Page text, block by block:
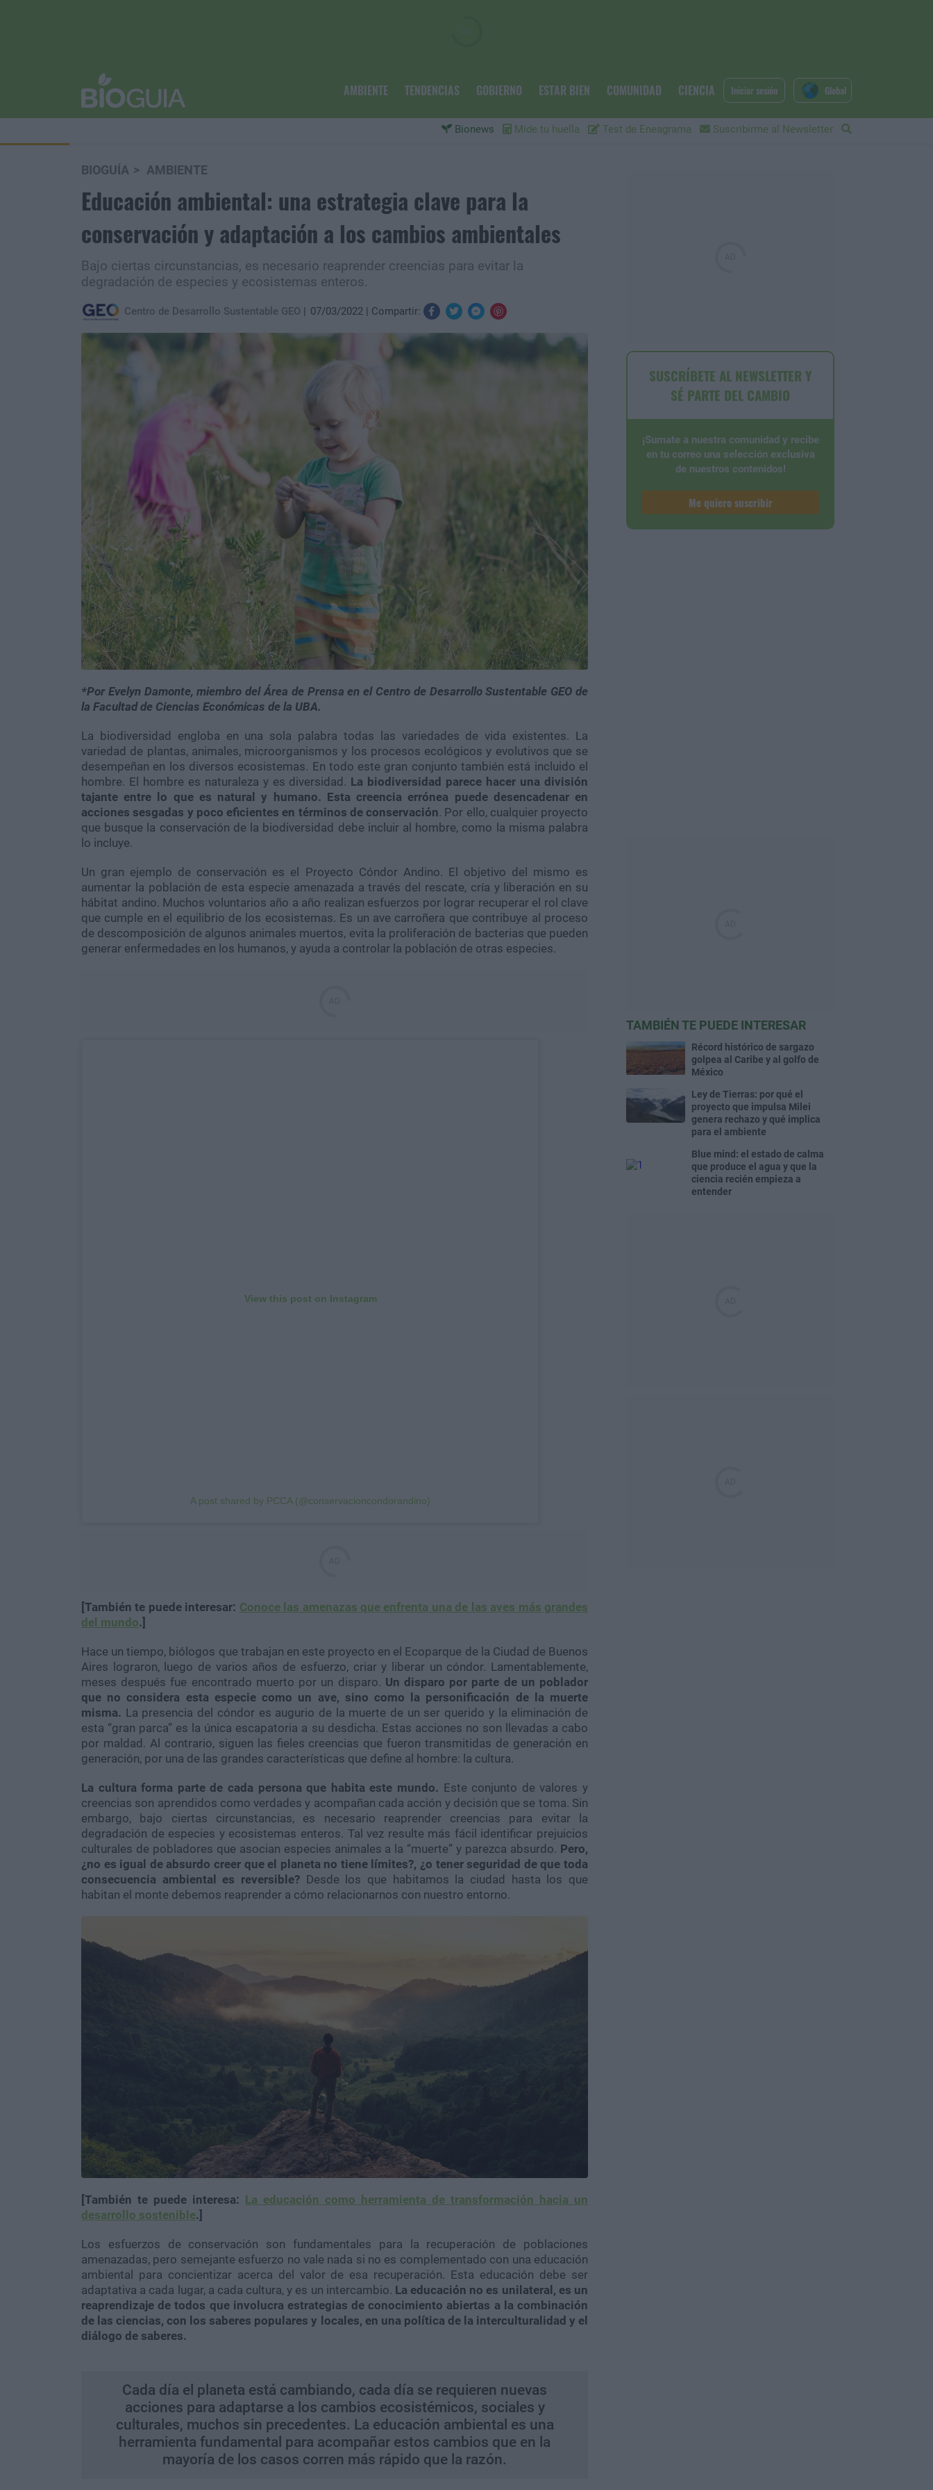
AMBIENTE TENDENCIAS GOBIERNO ESTAR BIEN COMUNIDAD CIENCIA
Bionews Mide tu huella Test de Eneagrama Suscribirme al Newsletter
Iniciar sesión Global
BIOGUÍA AMBIENTE
Educación ambiental: una estrategia clave para la
conservación y adaptación a los cambios ambientales
Bajo ciertas circunstancias, es necesario reaprender creencias para evitar la
degradación de especies y ecosistemas enteros.
Centro de Desarrollo Sustentable GEO 07/03/2022 Compartir:
*Por Evelyn Damonte, miembro del Área de Prensa en el Centro de Desarrollo Sustentable GEO de
la Facultad de Ciencias Económicas de la UBA.
La biodiversidad engloba en una sola palabra todas las variedades de vida existentes. La
variedad de plantas, animales, microorganismos y los procesos ecológicos y evolutivos que se
desempeñan en los diversos ecosistemas. En todo este gran conjunto también está incluido el
hombre. El hombre es naturaleza y es diversidad. La biodiversidad parece hacer una división
tajante entre lo que es natural y humano. Esta creencia errónea puede desencadenar en
acciones sesgadas y poco eficientes en términos de conservación. Por ello, cualquier proyecto
que busque la conservación de la biodiversidad debe incluir al hombre, como la misma palabra
lo incluye.
Un gran ejemplo de conservación es el Proyecto Cóndor Andino. El objetivo del mismo es
aumentar la población de esta especie amenazada a través del rescate, cría y liberación en su
hábitat andino. Muchos voluntarios año a año realizan esfuerzos por lograr recuperar el rol clave
que cumple en el equilibrio de los ecosistemas. Es un ave carroñera que contribuye al proceso
de descomposición de algunos animales muertos, evita la proliferación de bacterias que pueden
generar enfermedades en los humanos, y ayuda a controlar la población de otras especies.
View this post on Instagram
A post shared by PCCA (@conservacioncondorandino)
[También te puede interesar: Conoce las amenazas que enfrenta una de las aves más grandes
del mundo.]
Hace un tiempo, biólogos que trabajan en este proyecto en el Ecoparque de la Ciudad de Buenos
Aires lograron, luego de varios años de esfuerzo, criar y liberar un cóndor. Lamentablemente,
meses después fue encontrado muerto por un disparo. Un disparo por parte de un poblador
que no considera esta especie como un ave, sino como la personificación de la muerte
misma. La presencia del cóndor es augurio de la muerte de un ser querido y la eliminación de
esta “gran parca” es la única escapatoria a su desdicha. Estas acciones no son llevadas a cabo
por maldad. Al contrario, siguen las fieles creencias que fueron transmitidas de generación en
generación, por una de las grandes características que define al hombre: la cultura.
La cultura forma parte de cada persona que habita este mundo. Este conjunto de valores y
creencias son aprendidos como verdades y acompañan cada acción y decisión que se toma. Sin
embargo, bajo ciertas circunstancias, es necesario reaprender creencias para evitar la
degradación de especies y ecosistemas enteros. Tal vez resulte más fácil identificar prejuicios
culturales de pobladores que asocian especies animales a la “muerte” y parezca absurdo. Pero,
¿no es igual de absurdo creer que el planeta no tiene límites?, ¿o tener seguridad de que toda
consecuencia ambiental es reversible? Desde los que habitamos la ciudad hasta los que
habitan el monte debemos reaprender a cómo relacionarnos con nuestro entorno.
[También te puede interesa: La educación como herramienta de transformación hacia un
desarrollo sostenible.]
Los esfuerzos de conservación son fundamentales para la recuperación de poblaciones
amenazadas, pero semejante esfuerzo no vale nada si no es complementado con una educación
ambiental para concientizar acerca del valor de esa recuperación. Esta educación debe ser
adaptativa a cada lugar, a cada cultura, y es un intercambio. La educación no es unilateral, es un
reaprendizaje de todos que involucra estrategias de conocimiento abiertas a la combinación
de las ciencias, con los saberes populares y locales, en una política de la interculturalidad y el
diálogo de saberes.
Cada día el planeta está cambiando, cada día se requieren nuevas
acciones para adaptarse a los cambios ecosistémicos, sociales y
culturales, muchos sin precedentes. La educación ambiental es una
herramienta fundamental para acompañar estos cambios que en la
mayoría de los casos corren más rápido que la razón.
SUSCRÍBETE AL NEWSLETTER Y
SÉ PARTE DEL CAMBIO
¡Sumate a nuestra comunidad y recibe
en tu correo una selección exclusiva
de nuestros contenidos!
Me quiero suscribir
TAMBIÉN TE PUEDE INTERESAR
Récord histórico de sargazo
golpea al Caribe y al golfo de
México
Ley de Tierras: por qué el
proyecto que impulsa Milei
genera rechazo y qué implica
para el ambiente
Blue mind: el estado de calma
que produce el agua y que la
ciencia recién empieza a
entender